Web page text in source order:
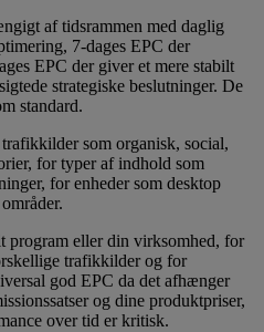
af tidsrammen med daglig
7-dages EPC der
EPC der giver et mere stabilt
strategiske beslutninger. De
standard.
som organisk, social,
for typer af indhold som
for enheder som desktop
program eller din virksomhed, for
trafikkilder og for
god EPC da det afhænger
og dine produktpriser,
over tid er kritisk.